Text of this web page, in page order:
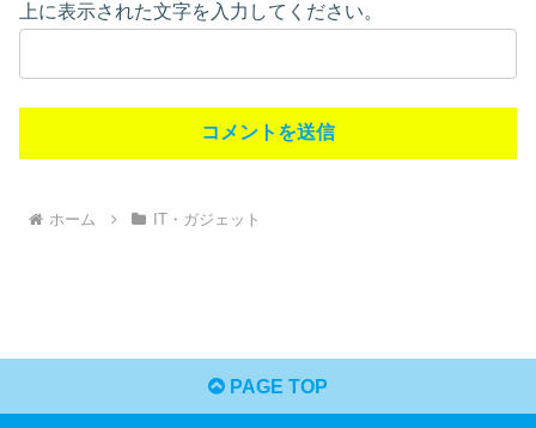
上に表示された文字を入力してください。
ホーム IT・ガジェット
PAGE TOP